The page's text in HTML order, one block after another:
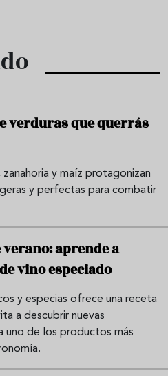
verduras que querrás
y maíz protagonizan
y perfectas para combatir
aprende a
vino especiado
y especias ofrece una receta
a descubrir nuevas
uno de los productos más